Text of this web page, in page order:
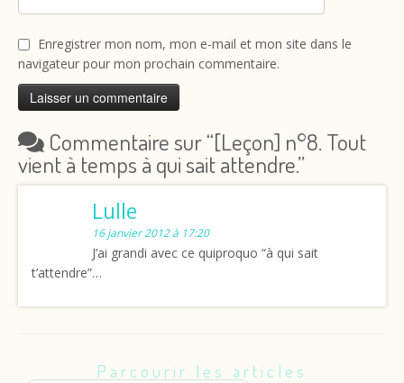
Enregistrer mon nom, mon e-mail et mon site dans le
navigateur pour mon prochain commentaire.
Commentaire sur “[Leçon] n°8. Tout
vient à temps à qui sait attendre.”
Lulle
16 janvier 2012 à 17:20
J’ai grandi avec ce quiproquo “à qui sait
t’attendre”…
Parcourir les articles